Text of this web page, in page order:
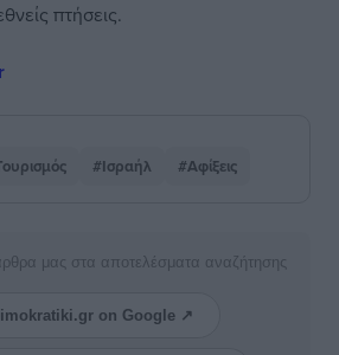
πτήσεις.
#Ισραήλ #Αφίξεις
μας στα αποτελέσματα αναζήτησης
on Google ↗